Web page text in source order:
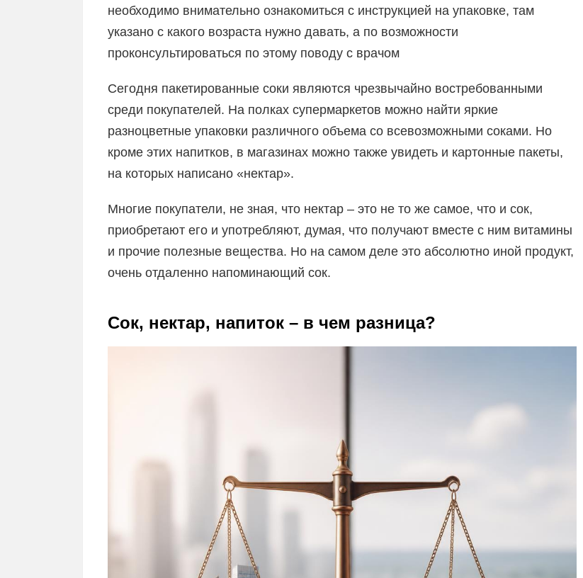
необходимо внимательно ознакомиться с инструкцией на упаковке, там
указано с какого возраста нужно давать, а по возможности
проконсультироваться по этому поводу с врачом
Сегодня пакетированные соки являются чрезвычайно востребованными
среди покупателей. На полках супермаркетов можно найти яркие
разноцветные упаковки различного объема со всевозможными соками. Но
кроме этих напитков, в магазинах можно также увидеть и картонные пакеты,
на которых написано «нектар».
Многие покупатели, не зная, что нектар – это не то же самое, что и сок,
приобретают его и употребляют, думая, что получают вместе с ним витамины
и прочие полезные вещества. Но на самом деле это абсолютно иной продукт,
очень отдаленно напоминающий сок.
Сок, нектар, напиток – в чем разница?